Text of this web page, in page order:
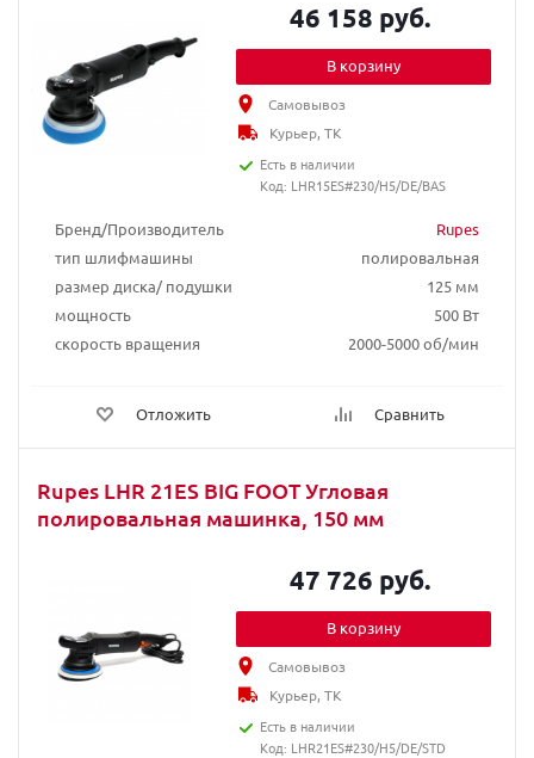
Бренд/Производитель
Rupes
тип шлифмашины
полировальная
размер диска/ подушки
125 мм
мощность
500 Вт
скорость вращения
2000-5000 об/мин
Отложить Сравнить
46 158 руб.
В корзину
Самовывоз
Курьер, ТК
Есть в наличии
Код: LHR15ES#230/H5/DE/BAS
Rupes LHR 21ЕS BIG FOOT Угловая
полировальная машинка, 150 мм
47 726 руб.
В корзину
Самовывоз
Курьер, ТК
Есть в наличии
Код: LHR21ES#230/H5/DE/STD